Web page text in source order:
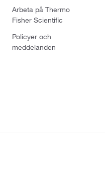
Arbeta på Thermo
Fisher Scientific
Policyer och
meddelanden